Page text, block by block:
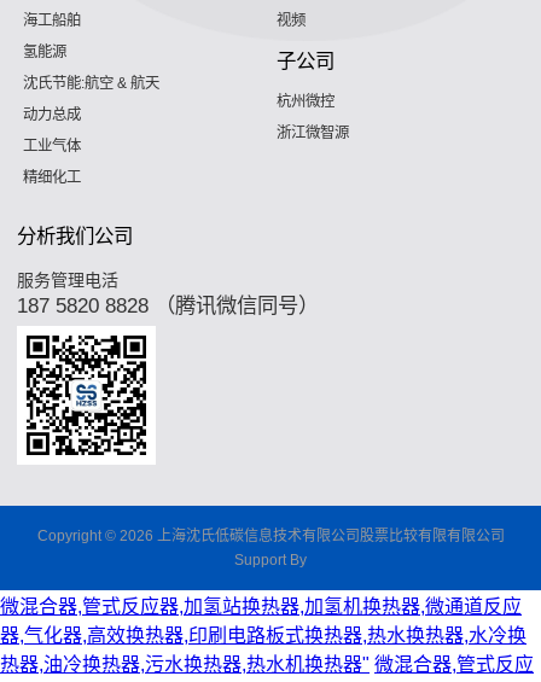
海工船舶
氢能源
沈氏节能:航空 & 航天
动力总成
工业气体
精细化工
视频
子公司
杭州微控
浙江微智源
分析我们公司
服务管理电活
187 5820 8828 （腾讯微信同号）
Copyright © 2026 上海沈氏低碳信息技术有限公司股票比较有限有限公司
Support By
微混合器,管式反应器,加氢站换热器,加氢机换热器,微通道反应
器,气化器,高效换热器,印刷电路板式换热器,热水换热器,水冷换
热器,油冷换热器,污水换热器,热水机换热器" 微混合器,管式反应